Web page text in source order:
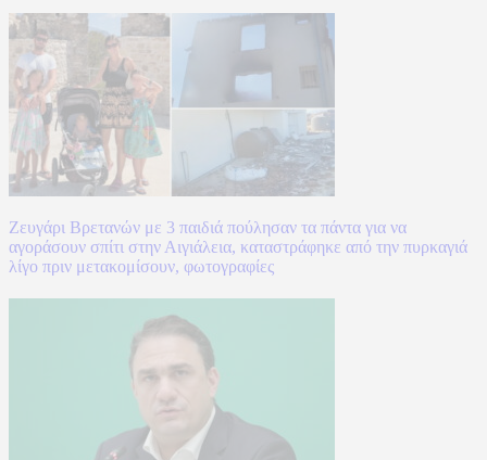
Ζευγάρι Βρετανών με 3 παιδιά πούλησαν τα πάντα για να
αγοράσουν σπίτι στην Αιγιάλεια, καταστράφηκε από την πυρκαγιά
λίγο πριν μετακομίσουν, φωτογραφίες